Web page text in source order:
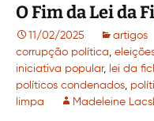
O Fim da Lei da
11/02/2025 artigos
corrupção política
iniciativa popular, lei da
políticos condenados
limpa
Madeleine